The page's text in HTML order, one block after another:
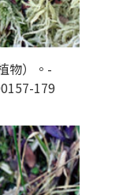
物）。-
179